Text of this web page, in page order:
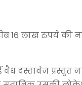
16 लाख रुपये की
दस्तावेज प्रस्तुत